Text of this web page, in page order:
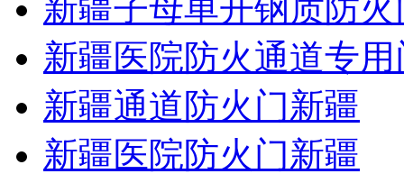
新疆子母单开钢质防火
新疆医院防火通道专用
新疆通道防火门新疆
新疆医院防火门新疆